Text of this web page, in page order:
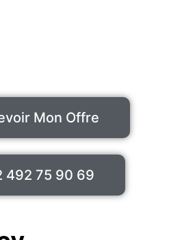
Mon Offre
492 75 90 69